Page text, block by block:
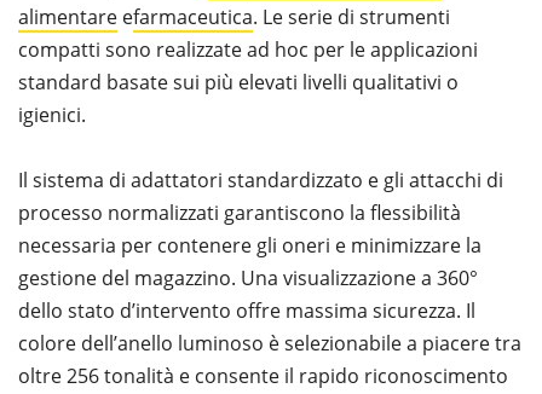
alimentare efarmaceutica. Le serie di strumenti
compatti sono realizzate ad hoc per le applicazioni
standard basate sui più elevati livelli qualitativi o
igienici.
Il sistema di adattatori standardizzato e gli attacchi di
processo normalizzati garantiscono la flessibilità
necessaria per contenere gli oneri e minimizzare la
gestione del magazzino. Una visualizzazione a 360°
dello stato d’intervento offre massima sicurezza. Il
colore dell’anello luminoso è selezionabile a piacere tra
oltre 256 tonalità e consente il rapido riconoscimento